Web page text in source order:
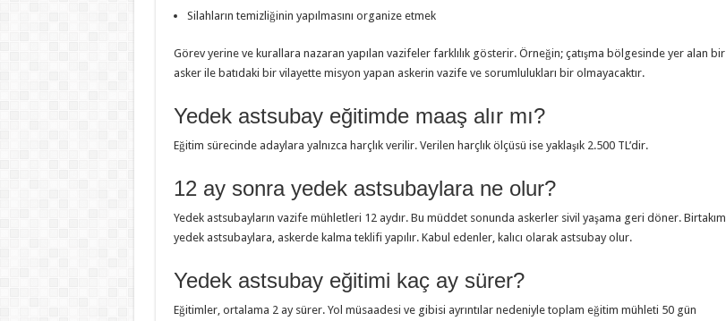
Silahların temizliğinin yapılmasını organize etmek
Görev yerine ve kurallara nazaran yapılan vazifeler farklılık gösterir. Örneğin; çatışma bölgesinde yer alan bir
asker ile batıdaki bir vilayette misyon yapan askerin vazife ve sorumlulukları bir olmayacaktır.
Yedek astsubay eğitimde maaş alır mı?
Eğitim sürecinde adaylara yalnızca harçlık verilir. Verilen harçlık ölçüsü ise yaklaşık 2.500 TL’dir.
12 ay sonra yedek astsubaylara ne olur?
Yedek astsubayların vazife mühletleri 12 aydır. Bu müddet sonunda askerler sivil yaşama geri döner. Birtakım
yedek astsubaylara, askerde kalma teklifi yapılır. Kabul edenler, kalıcı olarak astsubay olur.
Yedek astsubay eğitimi kaç ay sürer?
Eğitimler, ortalama 2 ay sürer. Yol müsaadesi ve gibisi ayrıntılar nedeniyle toplam eğitim mühleti 50 gün